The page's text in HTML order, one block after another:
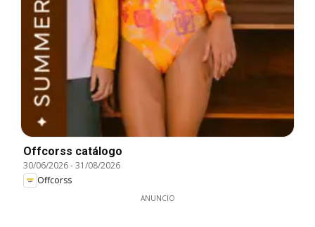
Offcorss catálogo
30/06/2026-31/08/2026
Offcorss
ANUNCIO